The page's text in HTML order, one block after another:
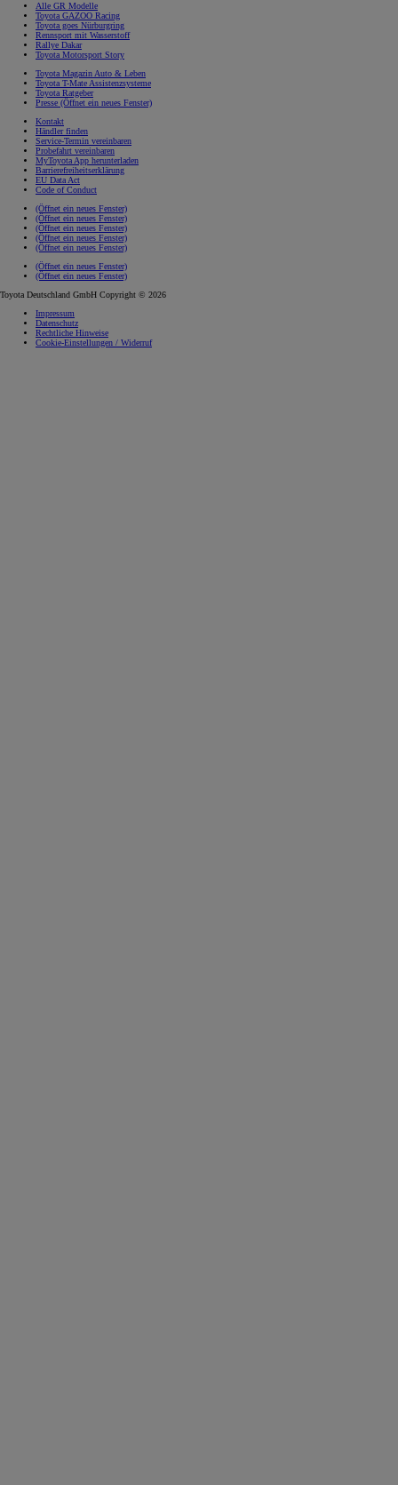
Alle GR Modelle
Toyota GAZOO Racing
Toyota goes Nürburgring
Rennsport mit Wasserstoff
Rallye Dakar
Toyota Motorsport Story
Toyota Magazin Auto & Leben
Toyota T-Mate Assistenzsysteme
Toyota Ratgeber
Presse (Öffnet ein neues Fenster)
Kontakt
Händler finden
Service-Termin vereinbaren
Probefahrt vereinbaren
MyToyota App herunterladen
Barrierefreiheitserklärung
EU Data Act
Code of Conduct
(Öffnet ein neues Fenster)
(Öffnet ein neues Fenster)
(Öffnet ein neues Fenster)
(Öffnet ein neues Fenster)
(Öffnet ein neues Fenster)
(Öffnet ein neues Fenster)
(Öffnet ein neues Fenster)
Toyota Deutschland GmbH Copyright © 2026
Impressum
Datenschutz
Rechtliche Hinweise
Cookie-Einstellungen / Widerruf